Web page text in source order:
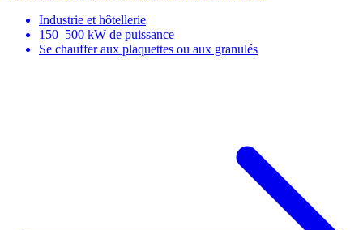
Industrie et hôtellerie
150–500 kW de puissance
Se chauffer aux plaquettes ou aux granulés